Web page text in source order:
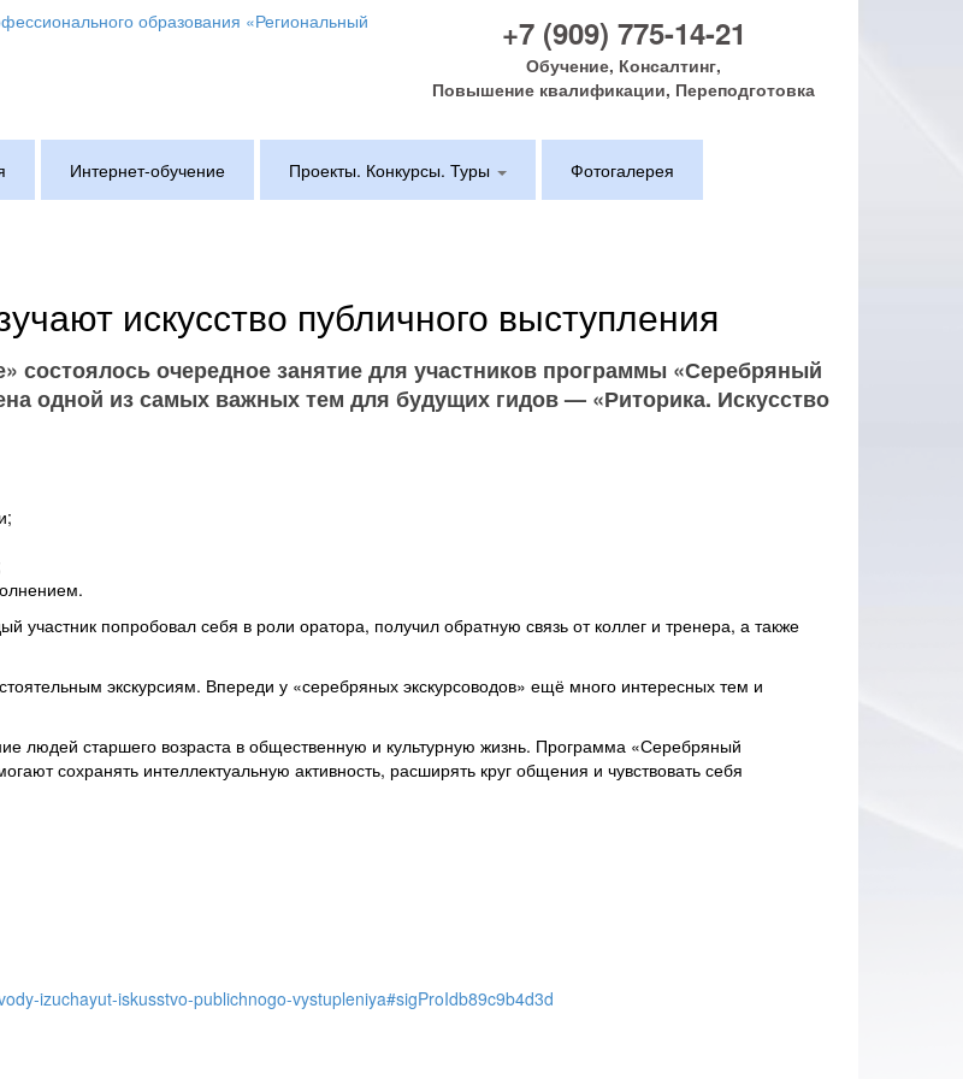
+7 (909) 775-14-21
Обучение, Консалтинг,
Повышение квалификации, Переподготовка
Интернет-обучение Проекты. Конкурсы. Туры Фотогалерея
искусство публичного выступления
состоялось очередное занятие для участников программы «Серебряный
одной из самых важных тем для будущих гидов — «Риторика. Искусство
попробовал себя в роли оратора, получил обратную связь от коллег и тренера, а также
экскурсиям. Впереди у «серебряных экскурсоводов» ещё много интересных тем и
людей старшего возраста в общественную и культурную жизнь. Программа «Серебряный
сохранять интеллектуальную активность, расширять круг общения и чувствовать себя
izuchayut-iskusstvo-publichnogo-vystupleniya#sigProIdb89c9b4d3d